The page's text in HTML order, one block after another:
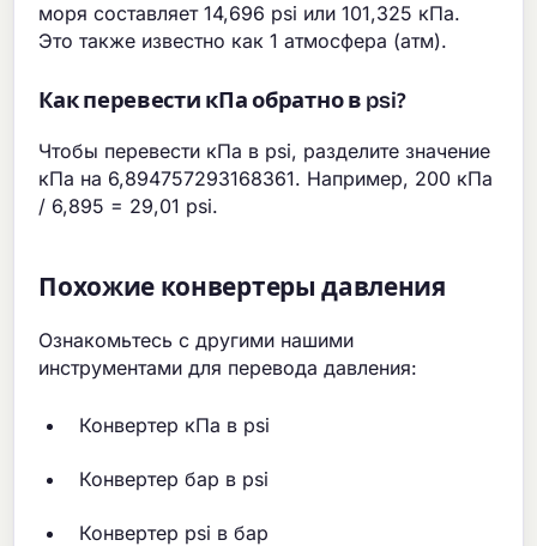
моря составляет 14,696 psi или 101,325 кПа.
Это также известно как 1 атмосфера (атм).
Как перевести кПа обратно в psi?
Чтобы перевести кПа в psi, разделите значение
кПа на 6,894757293168361. Например, 200 кПа
/ 6,895 = 29,01 psi.
Похожие конвертеры давления
Ознакомьтесь с другими нашими
инструментами для перевода давления:
Конвертер кПа в psi
Конвертер бар в psi
Конвертер psi в бар